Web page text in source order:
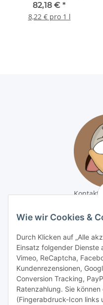
Wie wir Cookies &
Durch Klicken auf „Alle
Einsatz folgender Dienste
Vimeo, ReCaptcha,
Kundenrezensionen,
Conversion Tracking,
Ratenzahlung. Sie
(Fingerabdruck-Icon links
82,18 € *
8,22 € pro 1 l
+49
Informationen
Gesetzliche Informationen
Zahlungsmöglichkeiten